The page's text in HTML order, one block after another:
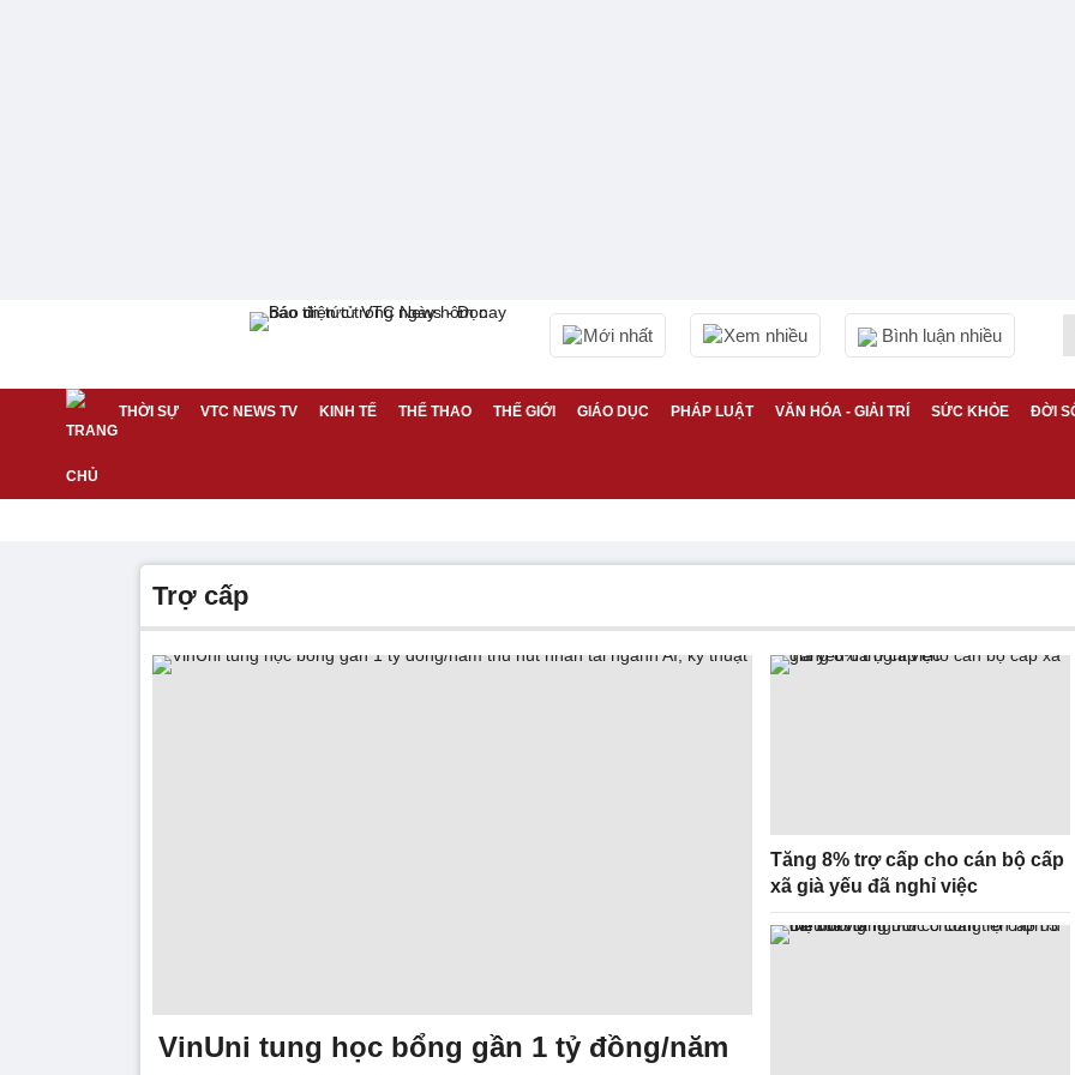
Mới nhất Xem nhiều Bình luận nhiều
THỜI SỰ VTC NEWS TV KINH TẾ THỂ THAO THẾ GIỚI GIÁO DỤC PHÁP LUẬT VĂN HÓA - GIẢI TRÍ SỨC KHỎE ĐỜI
trợ cấp
VinUni tung học bổng gần 1 tỷ đồng/năm
Tăng 8% trợ cấp cho cán bộ cấp
xã già yếu đã nghỉ việc